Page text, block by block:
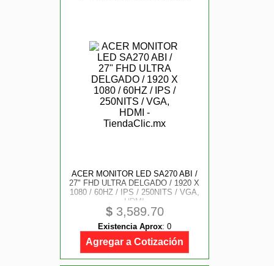
ACER MONITOR LED SA270 ABI /
27" FHD ULTRA DELGADO / 1920 X
1080 / 60HZ / IPS / 250NITS / VGA,
HDMI
$3,589.70
Existencia Aprox: 0
Agregar a Cotización